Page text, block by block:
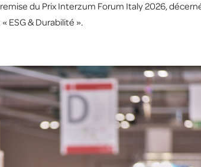
du Prix Interzum Forum Italy 2026,
ESG & Durabilité ».